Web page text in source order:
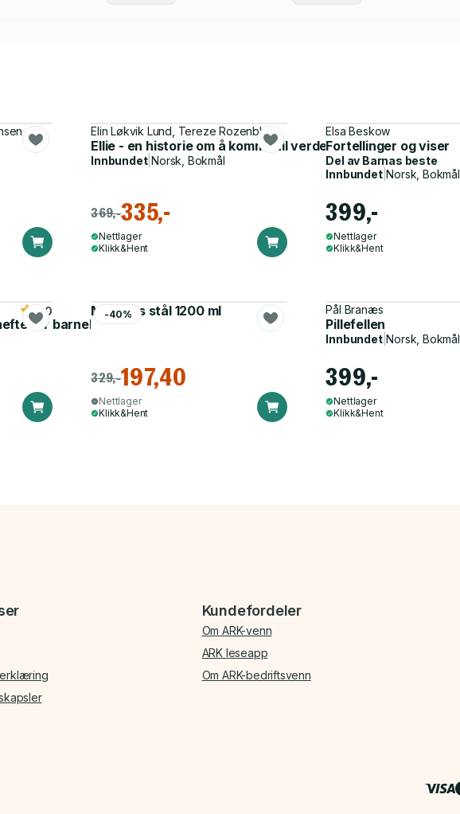
Elin Løkvik Lund, Tereze Rozenblate
Ellie - en historie om å komme til verden
Innbundet|Norsk, Bokmål
369,-335,-
Nettlager
Klikk&Hent
Elsa Beskow
Fortellinger og viser
Del av Barnas beste
Innbundet|Norsk, Bokmål
399,-
Nettlager
Klikk&Hent
for barnehagen
5.0 -40%
Matboks stål 1200 ml
329,-197,40
Nettlager
Klikk&Hent
Pål Branæs
Pillefellen
Innbundet|Norsk, Bokmål
399,-
Nettlager
Klikk&Hent
Kundefordeler
Om ARK-venn
ARK leseapp
Om ARK-bedriftsvenn